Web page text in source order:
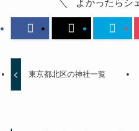
よかったらシ
東京都北区の神社一覧